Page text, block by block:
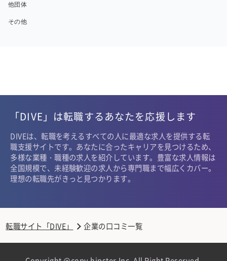
他団体
その他
「DIVE」は転職するあなたを応援します
DIVEは、転職を考えるすべての人に最適な求人を提供する転
職支援サイトです。あなたに合ったキャリアを見つけるため、
多様な業種・職種の求人を紹介しています。豊富な求人情報は
全国規模で、未経験歓迎の求人から専門職まで幅広くカバー。
理想の転職先がきっと見つかります。
転職サイト「DIVE」 企業の口コミ一覧